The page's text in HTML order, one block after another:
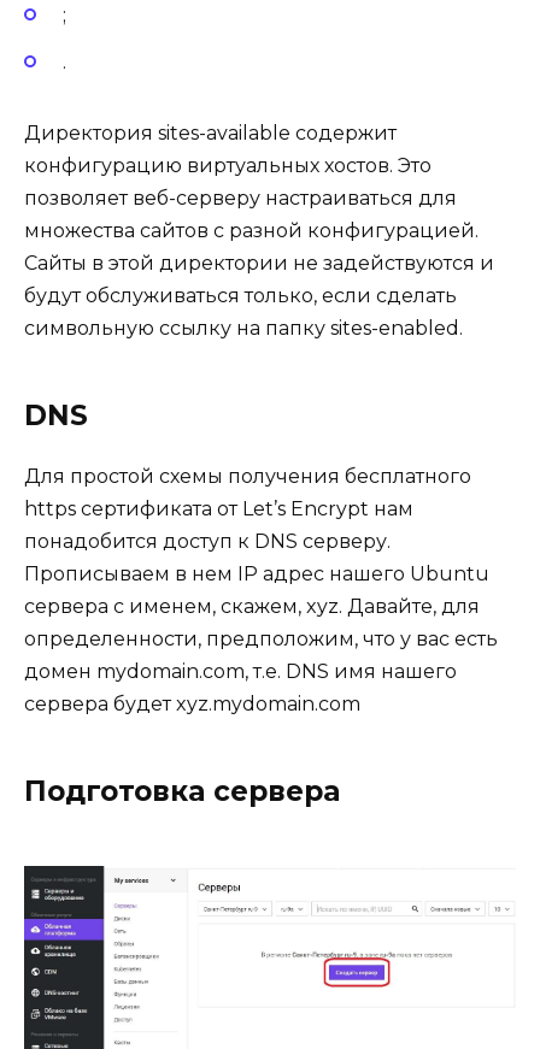
;
.
Директория sites-available содержит
конфигурацию виртуальных хостов. Это
позволяет веб-серверу настраиваться для
множества сайтов с разной конфигурацией.
Сайты в этой директории не задействуются и
будут обслуживаться только, если сделать
символьную ссылку на папку sites-enabled.
DNS
Для простой схемы получения бесплатного
https сертификата от Let’s Encrypt нам
понадобится доступ к DNS серверу.
Прописываем в нем IP адрес нашего Ubuntu
сервера с именем, скажем, xyz. Давайте, для
определенности, предположим, что у вас есть
домен mydomain.com, т.е. DNS имя нашего
сервера будет xyz.mydomain.com
Подготовка сервера